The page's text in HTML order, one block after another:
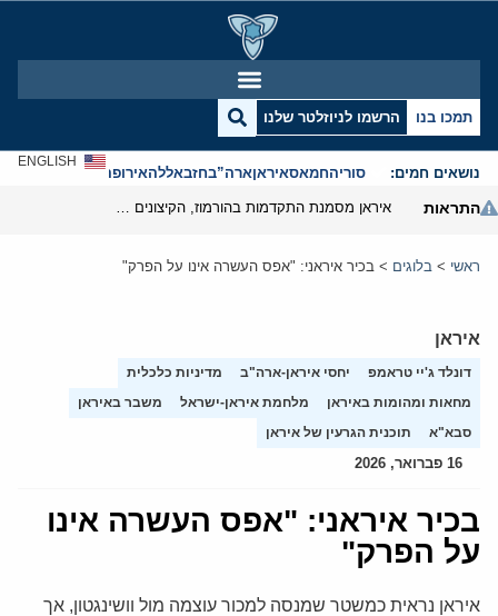
תמכו בנו הרשמו לניוזלטר שלנו
נושאים חמים: סוריהחמאסאיראןארה”בחזבאללהאירופהאנטישמיות
ENGLISH
התראות
ראשי > בלוגים > בכיר איראני: "אפס העשרה אינו על הפרק"
איראן
דונלד ג'יי טראמפ יחסי איראן-ארה"ב
מדיניות כלכלית
מחאות ומהומות באיראן
מלחמת איראן-ישראל
משבר באיראן
סבא"א
תוכנית הגרעין של איראן
16 פברואר, 2026
בכיר איראני: "אפס העשרה אינו
על הפרק"
איראן נראית כמשטר שמנסה למכור עוצמה מול וושינגטון, אך